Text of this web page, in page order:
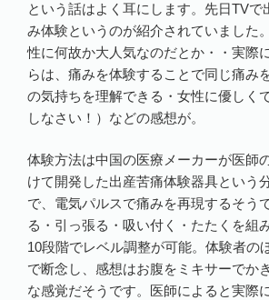
という話はよく耳にします。先日TVで
み体験というのが紹介されていました
性に何故か大人気なのだとか・・実際
らは、痛みを体験することで同じ痛み
の気持ちを理解できる・女性に優しく
しなさい！）などの感想が。
体験方法は中国の医療メーカーが医師
けて開発した出産苦痛体験器具という
で、電気パルスで痛みを再現するそう
る・引っ張る・吸い付く・たたくを組
10段階でレベル調整が可能。体験者の
で断念し、感想はお腹をミキサーでか
な感覚だそうです。医師によると実際